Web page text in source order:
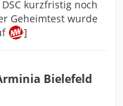
DSC kurzfristig noch
Geheimtest wurde
]
Bielefeld